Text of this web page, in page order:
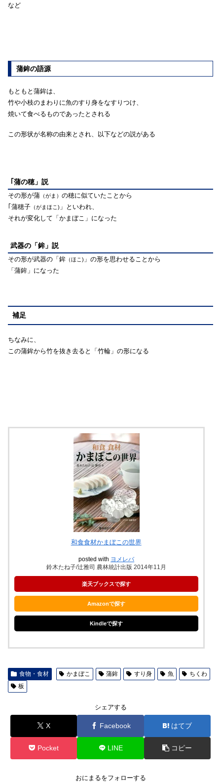
など
蒲鉾の語源
もともと蒲鉾は、
竹や小枝のまわりに魚のすり身をなすりつけ、
焼いて食べるものであったとされる
この形状が名称の由来とされ、以下などの説がある
｢蒲の穂」説
その形が蒲 （がま） の穂に似ていたことから
｢蒲穂子 （がまほこ) 」といわれ、
それが変化して「かまぼこ」になった
武器の「鉾」説
その形が武器の「鉾 （ほこ) 」の形を思わせることから
「蒲鉾」になった
補足
ちなみに、
この蒲鉾から竹を抜き去ると「竹輪」の形になる
和食食材かまぼこの世界
posted with ヨメレバ
鈴木たね子/辻雅司 農林統計出版 2014年11月
楽天ブックスで探す
Amazonで探す
Kindleで探す
食物・食材 かまぼこ 蒲鉾 すり身 魚
ちくわ
板
シェアする
X Facebook はてブ
Pocket LINE コピー
おにまるをフォローする